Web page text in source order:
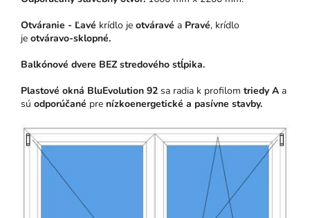
Otváranie - Ľavé krídlo je otváravé a Pravé, krídlo
je otváravo-sklopné.
Balkónové dvere BEZ stredového stĺpika.
Plastové okná BluEvolution 92 sa radia k profilom triedy A a
sú odporúčané pre nízkoenergetické a pasívne stavby.